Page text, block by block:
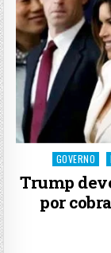
Posted
GOVERNO
Trump
por